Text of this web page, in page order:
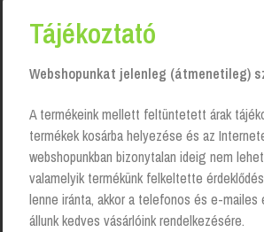
Tájékoztató
Webshopunkat jelenleg (átmenetileg)
A termékeink mellett feltüntetett árak
termékek kosárba helyezése és az
webshopunkban bizonytalan ideig nem
valamelyik termékünk felkeltette
lenne iránta, akkor a telefonos és e-mailes
állunk kedves vásárlóink rendelkezésére.